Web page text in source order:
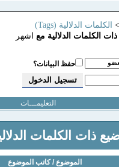
الكلمات الدلالية (Tags)
الكلمات الدلالية مع اشهر
حفظ البيانات؟
التعليمـــات
ذات الكلمات
الموضوع / كاتب الموضوع